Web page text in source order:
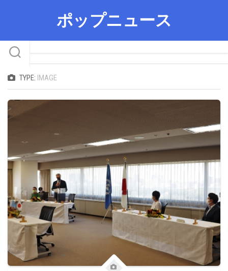
ポップニュース
TYPE: IMAGE